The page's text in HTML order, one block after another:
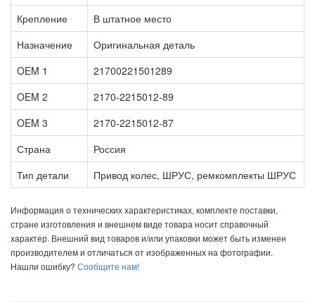
Крепление
В штатное место
Назначение
Оригинальная деталь
OEM 1
21700221501289
OEM 2
2170-2215012-89
OEM 3
2170-2215012-87
Страна
Россия
Тип детали
Привод колес, ШРУС, ремкомплекты ШРУС
Информация о технических характеристиках, комплекте поставки,
стране изготовления и внешнем виде товара носит справочный
характер. Внешний вид товаров и/или упаковки может быть изменен
производителем и отличаться от изображенных на фотографии.
Нашли ошибку? Сообщите нам!